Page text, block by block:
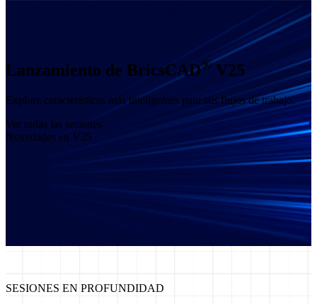
Lanzamiento de BricsCAD®V25
Explore características más inteligentes para sus flujos de trabajo.
Ver todas las sesiones
Novedades en V25
SESIONES EN PROFUNDIDAD